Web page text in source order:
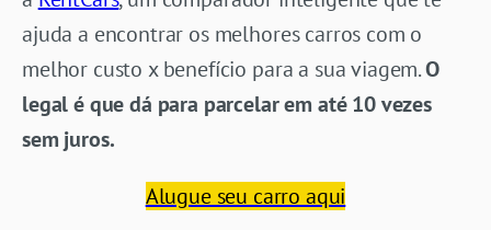
ajuda a encontrar os melhores carros com o
melhor custo x benefício para a sua viagem.O
legal é que dá para parcelar em até 10 vezes
sem juros.
Alugue seu carro aqui